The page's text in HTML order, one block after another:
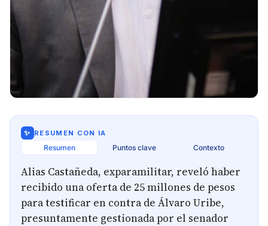
✨ RESUMEN CON IA
Resumen Puntos clave Contexto
Alias Castañeda, exparamilitar, reveló haber
recibido una oferta de 25 millones de pesos
para testificar en contra de Álvaro Uribe,
presuntamente gestionada por el senador